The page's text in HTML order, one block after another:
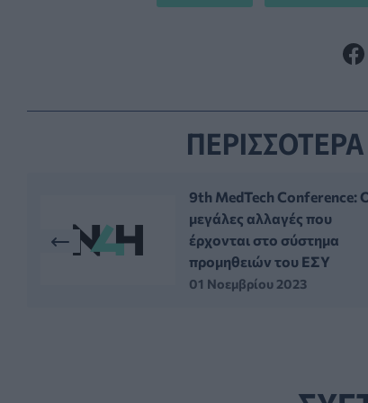
9th MedTech Conference:
μεγάλες αλλαγές που
έρχονται στο σύστημα
προμηθειών του ΕΣΥ
01 Νοεμβρίου 2023